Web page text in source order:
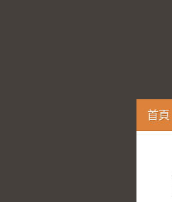
跳
至
首頁